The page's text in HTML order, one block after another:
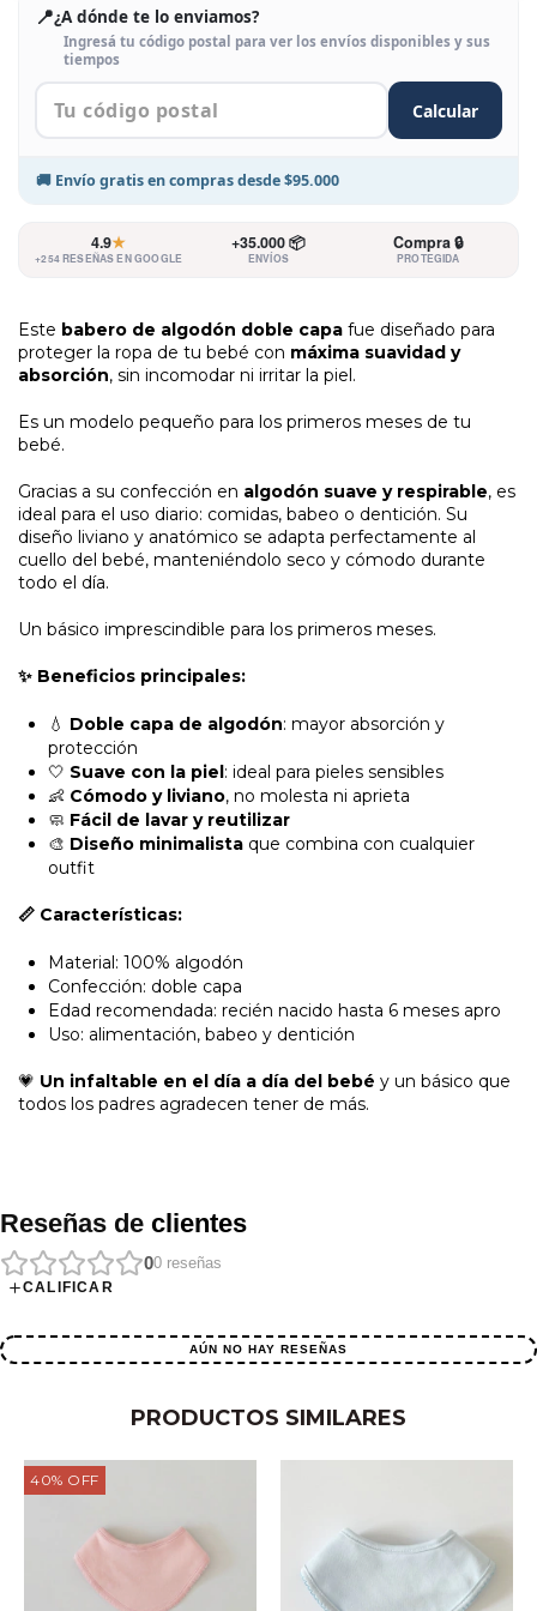
📍¿A dónde te lo enviamos?
Ingresá tu código postal para ver los envíos disponibles y sus
tiempos
Calcular
🚚 Envío gratisen compras desde$95.000
4.9★
+254 RESEÑAS EN GOOGLE
+35.000 📦
ENVÍOS
Compra 🔒
PROTEGIDA
para el
CP:
CAMBIAR CP
Medios
de
envío
No
sé
mi
postal
Este babero de algodón doble capa fue diseñado para
proteger la ropa de tu bebé con máxima suavidad y
absorción, sin incomodar ni irritar la piel.
Es un modelo pequeño para los primeros meses de tu
bebé.
Gracias a su confección en algodón suave y respirable, es
ideal para el uso diario: comidas, babeo o dentición. Su
diseño liviano y anatómico se adapta perfectamente al
cuello del bebé, manteniéndolo seco y cómodo durante
todo el día.
Un básico imprescindible para los primeros meses.
✨ Beneficios principales:
💧 Doble capa de algodón: mayor absorción y
protección
🤍 Suave con la piel: ideal para pieles sensibles
👶 Cómodo y liviano, no molesta ni aprieta
🧼 Fácil de lavar y reutilizar
🎨 Diseño minimalista que combina con cualquier
outfit
📏 Características:
Material: 100% algodón
Confección: doble capa
Edad recomendada: recién nacido hasta 6 meses apro
Uso: alimentación, babeo y dentición
💗 Un infaltable en el día a día del bebé y un básico que
todos los padres agradecen tener de más.
Reseñas de clientes
00 reseñas
CALIFICAR
AÚN NO HAY RESEÑAS
PRODUCTOS SIMILARES
40% OFF